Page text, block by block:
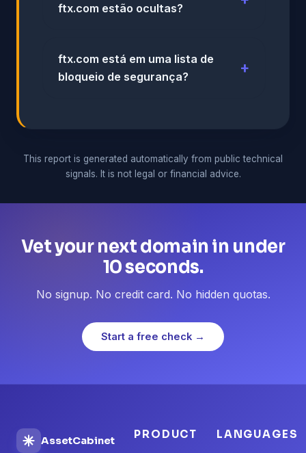
ftx.com estão ocultas?
ftx.com está em uma lista de
bloqueio de segurança?
This report is generated automatically from public technical
signals. It is not legal or financial advice.
Vet your next domain in under
10 seconds.
No signup. No credit card. No hidden quotas.
Start a free check →
AssetCabinet PRODUCT LANGUAGES